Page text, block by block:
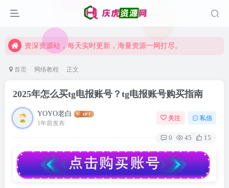
资深资源站，每天实时更新，海量资源一网打尽。
【启明网】找项目 + 低成本创业 + 减少信息差 + 见识各种项目 + 提升网创认知。
资深资源站，每天实时更新，海量资源一网打尽。
首页 网络教程 正文
2025年怎么买tg电报账号？tg电报账号购买指南
YOYO老白
1年前发布
关注 私信
0 45 15